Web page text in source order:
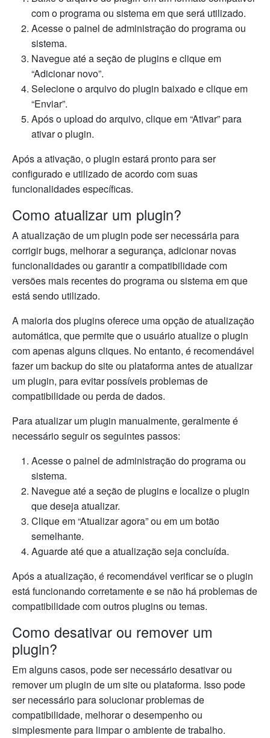
com o programa ou sistema em que será utilizado.
Acesse o painel de administração do programa ou
sistema.
Navegue até a seção de plugins e clique em
“Adicionar novo”.
Selecione o arquivo do plugin baixado e clique em
“Enviar”.
Após o upload do arquivo, clique em “Ativar” para
ativar o plugin.
Após a ativação, o plugin estará pronto para ser
configurado e utilizado de acordo com suas
funcionalidades específicas.
Como atualizar um plugin?
A atualização de um plugin pode ser necessária para
corrigir bugs, melhorar a segurança, adicionar novas
funcionalidades ou garantir a compatibilidade com
versões mais recentes do programa ou sistema em que
está sendo utilizado.
A maioria dos plugins oferece uma opção de atualização
automática, que permite que o usuário atualize o plugin
com apenas alguns cliques. No entanto, é recomendável
fazer um backup do site ou plataforma antes de atualizar
um plugin, para evitar possíveis problemas de
compatibilidade ou perda de dados.
Para atualizar um plugin manualmente, geralmente é
necessário seguir os seguintes passos:
Acesse o painel de administração do programa ou
sistema.
Navegue até a seção de plugins e localize o plugin
que deseja atualizar.
Clique em “Atualizar agora” ou em um botão
semelhante.
Aguarde até que a atualização seja concluída.
Após a atualização, é recomendável verificar se o plugin
está funcionando corretamente e se não há problemas de
compatibilidade com outros plugins ou temas.
Como desativar ou remover um
plugin?
Em alguns casos, pode ser necessário desativar ou
remover um plugin de um site ou plataforma. Isso pode
ser necessário para solucionar problemas de
compatibilidade, melhorar o desempenho ou
simplesmente para limpar o ambiente de trabalho.